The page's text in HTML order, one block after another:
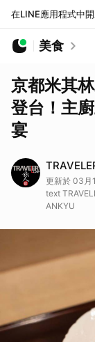
在LINE應用程式中開
美食
京都米其
登台！主
宴
更新於 03
text
ANKYU